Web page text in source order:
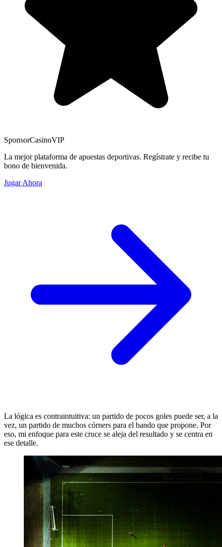
SponsorCasinoVIP
La mejor plataforma de apuestas deportivas. Regístrate y recibe tu
bono de bienvenida.
Jugar Ahora
La lógica es contraintuitiva: un partido de pocos goles puede ser, a la
vez, un partido de muchos córners para el bando que propone. Por
eso, mi enfoque para este cruce se aleja del resultado y se centra en
ese detalle.